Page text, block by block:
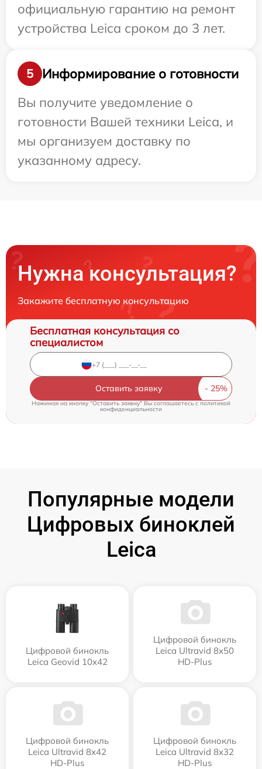
официальную гарантию на ремонт
устройства Leica сроком до 3 лет.
5
Информирование о готовности
Вы получите уведомление о
готовности Вашей техники Leica, и
мы организуем доставку по
указанному адресу.
Нужна консультация?
Закажите бесплатную консультацию
Бесплатная консультация со
специалистом
Оставить заявку
Нажимая на кнопку "Оставить заявку" Вы соглашаетесь cполитикой
конфиденциальности
Популярные модели
Цифровых биноклей
Leica
Цифровой бинокль
Leica Geovid 10x42
Цифровой бинокль
Leica Ultravid 8x50
HD-Plus
Цифровой бинокль
Leica Ultravid 8x42
HD-Plus
Цифровой бинокль
Leica Ultravid 8x32
HD-Plus